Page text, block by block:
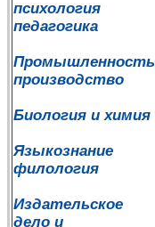
психология
педагогика
Промышленность
производство
Биология и химия
Языкознание
филология
Издательское
дело и